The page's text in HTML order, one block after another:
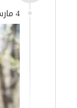
4 مارس